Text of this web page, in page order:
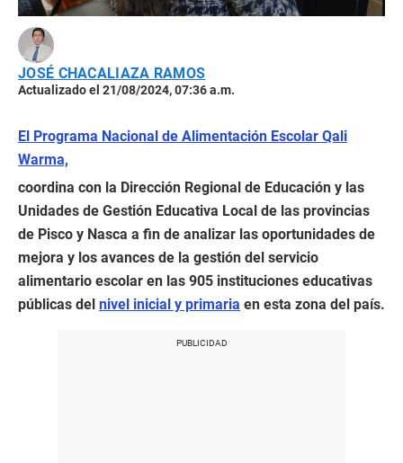
JOSÉ CHACALIAZA RAMOS
Actualizado el 21/08/2024, 07:36 a.m.
El Programa Nacional de Alimentación Escolar Qali
Warma,
coordina con la Dirección Regional de Educación y las
Unidades de Gestión Educativa Local de las provincias
de Pisco y Nasca a fin de analizar las oportunidades de
mejora y los avances de la gestión del servicio
alimentario escolar en las 905 instituciones educativas
públicas del nivel inicial y primaria en esta zona del país.